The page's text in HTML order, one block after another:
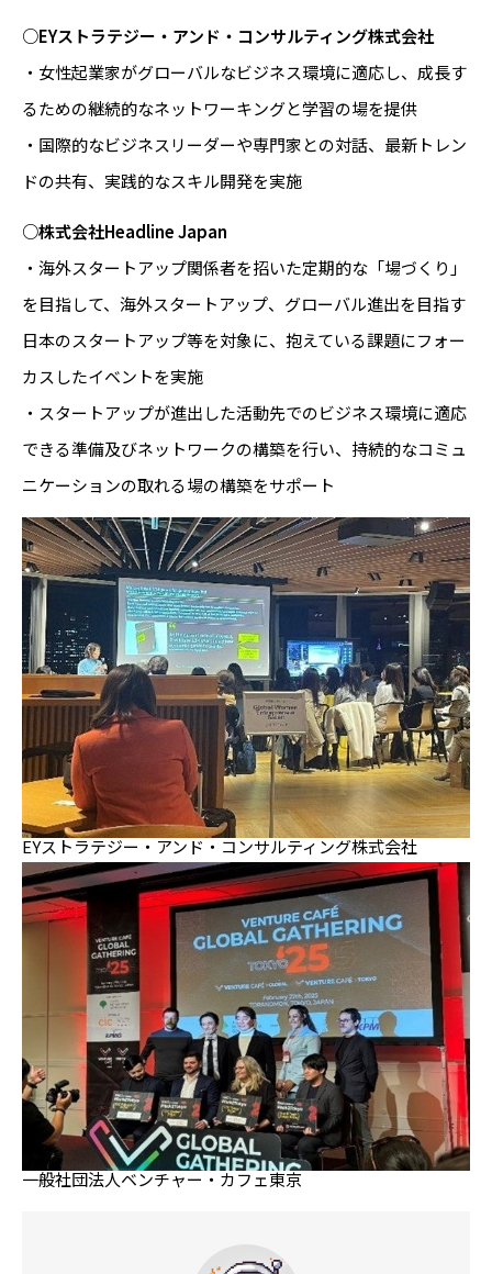
○EYストラテジー・アンド・コンサルティング株式会社
・女性起業家がグローバルなビジネス環境に適応し、成長す
るための継続的なネットワーキングと学習の場を提供
・国際的なビジネスリーダーや専門家との対話、最新トレン
ドの共有、実践的なスキル開発を実施
○株式会社Headline Japan
・海外スタートアップ関係者を招いた定期的な「場づくり」
を目指して、海外スタートアップ、グローバル進出を⽬指す
⽇本のスタートアップ等を対象に、抱えている課題にフォー
カスしたイベントを実施
・スタートアップが進出した活動先でのビジネス環境に適応
できる準備及びネットワークの構築を行い、持続的なコミュ
ニケーションの取れる場の構築をサポート
EYストラテジー・アンド・コンサルティング株式会社
一般社団法人ベンチャー・カフェ東京